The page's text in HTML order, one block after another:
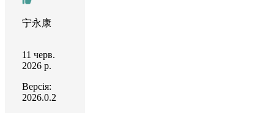
宁永康
11 черв.
2026 р.
Версія:
2026.0.2